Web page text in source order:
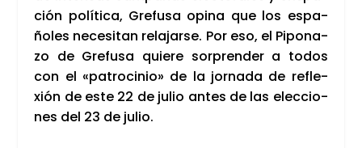
ción polí­ti­ca, Gre­fu­sa opi­na que los espa­
ño­les nece­si­tan rela­jar­se. Por eso, el Pipo­na­
zo de Gre­fu­sa quie­re sor­pren­der a todos
con el «patro­ci­nio» de la jor­na­da de refle­
xión de este 22 de julio antes de las elec­cio­
nes del 23 de julio.